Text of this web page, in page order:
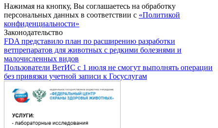
Нажимая на кнопку, Вы соглашаетесь на обработку
персональных данных в соответствии с «Политикой
конфиденциальности»
Законодательство
FDA представило план по расширению разработки
ветпрепаратов для животных с редкими болезнями и
малочисленных видов
Пользователи ВетИС с 1 июля не смогут выполнять операции
без привязки учетной записи к Госуслугам